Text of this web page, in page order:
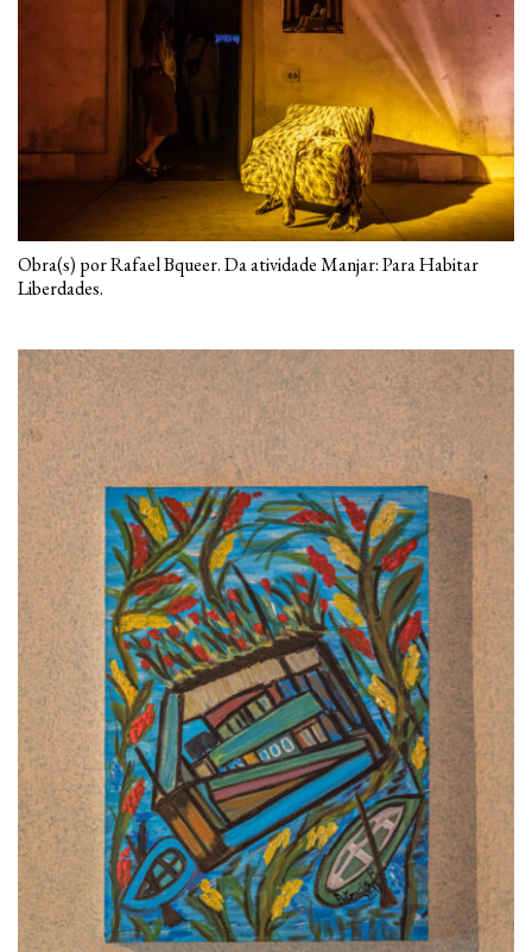
Obra(s) por Rafael Bqueer. Da atividade Manjar: Para Habitar
Liberdades.